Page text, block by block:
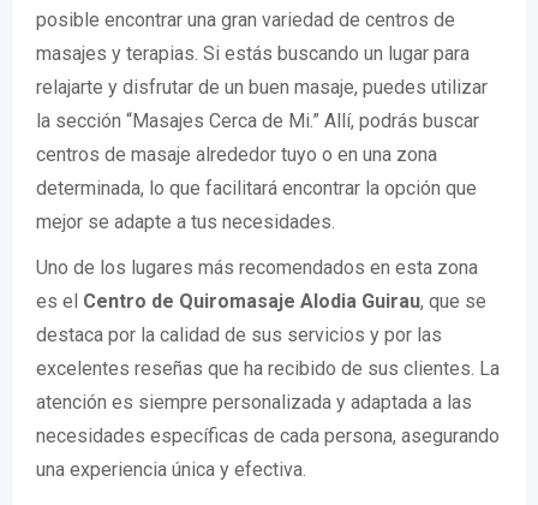
posible encontrar una gran variedad de centros de
masajes y terapias. Si estás buscando un lugar para
relajarte y disfrutar de un buen masaje, puedes utilizar
la sección “Masajes Cerca de Mi.” Allí, podrás buscar
centros de masaje alrededor tuyo o en una zona
determinada, lo que facilitará encontrar la opción que
mejor se adapte a tus necesidades.
Uno de los lugares más recomendados en esta zona
es el Centro de Quiromasaje Alodia Guirau, que se
destaca por la calidad de sus servicios y por las
excelentes reseñas que ha recibido de sus clientes. La
atención es siempre personalizada y adaptada a las
necesidades específicas de cada persona, asegurando
una experiencia única y efectiva.